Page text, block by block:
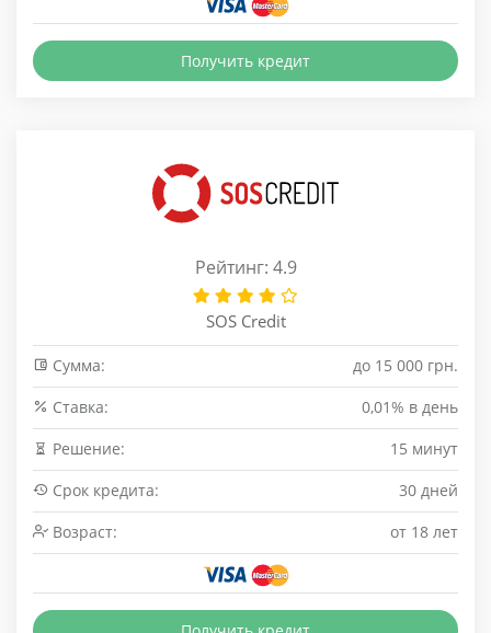
Получить кредит
Рейтинг: 4.9
SOS Credit
Сумма:
до 15 000 грн.
Cтавка:
0,01% в день
Решение:
15 минут
Срок кредита:
30 дней
Возраст:
от 18 лет